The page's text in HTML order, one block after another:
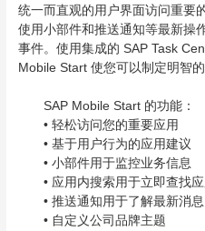
统一而直观的用户界面访问重要
使用小部件和推送通知等最新操
事件。使用集成的 SAP Task
Mobile Start 使您可以制定明智
SAP Mobile Start 的功能：
• 轻松访问您的重要应用
• 基于用户行为的应用建议
• 小部件用于监控业务信息
• 应用内搜索用于立即查找应
• 推送通知用于了解最新消息
• 自定义公司品牌主题